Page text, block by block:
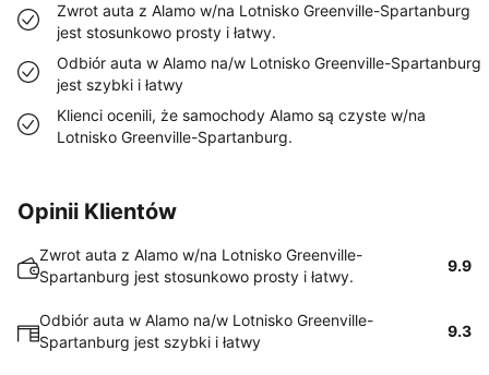
Zwrot auta z Alamo w/na Lotnisko Greenville-Spartanburg
jest stosunkowo prosty i łatwy.
Odbiór auta w Alamo na/w Lotnisko Greenville-Spartanburg
jest szybki i łatwy
Klienci ocenili, że samochody Alamo są czyste w/na
Lotnisko Greenville-Spartanburg.
Opinii Klientów
Zwrot auta z Alamo w/na Lotnisko Greenville-
Spartanburg jest stosunkowo prosty i łatwy.
9.9
Odbiór auta w Alamo na/w Lotnisko Greenville-
Spartanburg jest szybki i łatwy
9.3